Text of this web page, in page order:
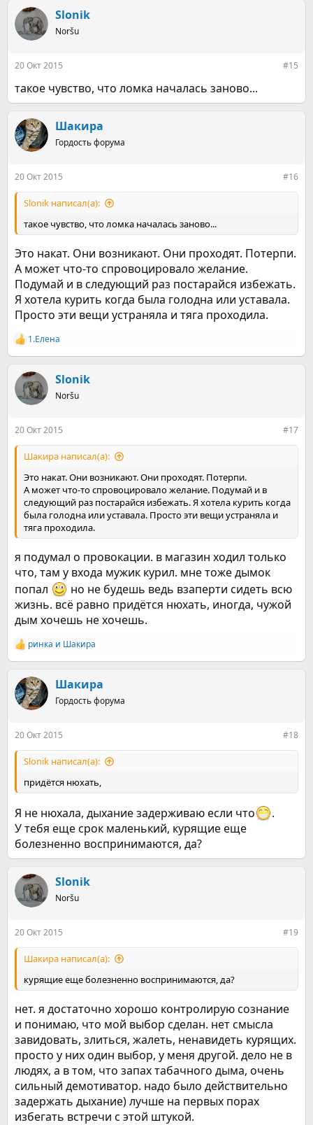
Slonik
Noršu
20 Окт 2015 #15
такое чувство, что ломка началась заново...
Шакира
Гордость форума
20 Окт 2015 #16
Slonik написал(а):
такое чувство, что ломка началась заново...
Это накат. Они возникают. Они проходят. Потерпи.
А может что-то спровоцировало желание.
Подумай и в следующий раз постарайся избежать.
Я хотела курить когда была голодна или уставала.
Просто эти вещи устраняла и тяга проходила.
Р
е
к
ц
и
1.Елена
Slonik
Noršu
20 Окт 2015 #17
Шакира написал(а):
Это накат. Они возникают. Они проходят. Потерпи.
А может что-то спровоцировало желание. Подумай и в
следующий раз постарайся избежать. Я хотела курить когда
была голодна или уставала. Просто эти вещи устраняла и
тяга проходила.
я подумал о провокации. в магазин ходил только
что, там у входа мужик курил. мне тоже дымок
попал
но не будешь ведь взаперти сидеть всю
жизнь. всё равно придётся нюхать, иногда, чужой
дым хочешь не хочешь.
Р
е
к
ц
и
ринка и Шакира
Шакира
Гордость форума
20 Окт 2015 #18
Slonik написал(а):
придётся нюхать,
Я не нюхала, дыхание задерживаю если что
.
У тебя еще срок маленький, курящие еще
болезненно воспринимаются, да?
Slonik
Noršu
20 Окт 2015 #19
Шакира написал(а):
курящие еще болезненно воспринимаются, да?
нет. я достаточно хорошо контролирую сознание
и понимаю, что мой выбор сделан. нет смысла
завидовать, злиться, жалеть, ненавидеть курящих.
просто у них один выбор, у меня другой. дело не в
людях, а в том, что запах табачного дыма, очень
сильный демотиватор. надо было действительно
задержать дыхание) лучше на первых порах
избегать встречи с этой штукой.